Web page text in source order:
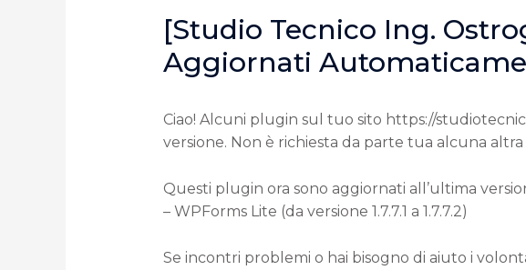
[Studio Tecnico Ing.
Aggiornati
Ciao! Alcuni plugin sul tuo sito https://
versione. Non è richiesta da parte tua alcuna altra
Questi plugin ora sono aggiornati all’ultima
– WPForms Lite (da versione 1.7.7.1 a 1.7.7.2)
Se incontri problemi o hai bisogno di aiuto i